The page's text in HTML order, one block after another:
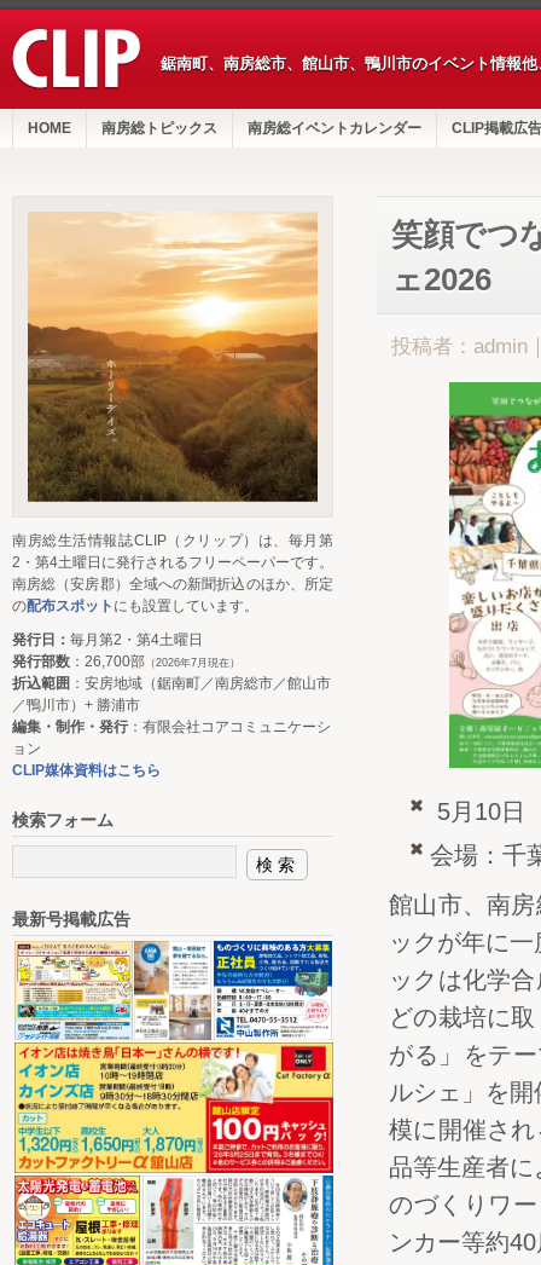
鋸南町、南房総市、館山市、鴨川市のイベント情報
HOME 南房総トピックス 南房総イベントカレンダー CLIP掲載広告
笑顔でつ
ェ2026
投稿者：admin
5月10日
会場：千
館山市、南
ックが年に
ックは化学
どの栽培に
がる」をテ
ルシェ」を
模に開催さ
品等生産者
のづくりワ
ンカー等約
南房総生活情報誌CLIP（クリップ）は、毎月第
2・第4土曜日に発行されるフリーペーパーです。
南房総（安房郡）全域への新聞折込のほか、所定
の配布スポット にも設置しています。
発行日： 毎月第2・第4土曜日
発行部数 ：26,700部 （2026年7月現在）
折込範囲 ：安房地域（鋸南町／南房総市／館山市
／鴨川市）+ 勝浦市
編集・制作・発行：有限会社コアコミュニケーシ
ョン
CLIP媒体資料はこちら
検索フォーム
最新号掲載広告